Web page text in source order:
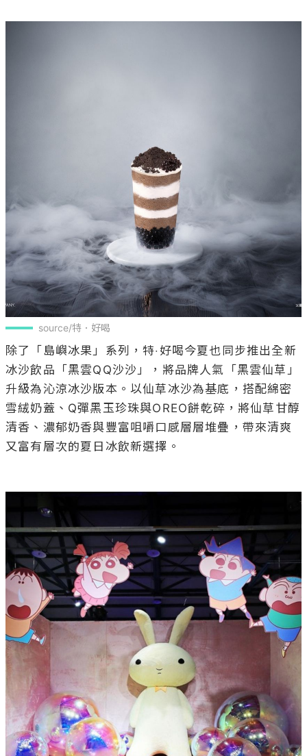
source/特．好喝
除了「島嶼冰果」系列，特‧好喝今夏也同步推出全新
冰沙飲品「黑雲QQ沙沙」，將品牌人氣「黑雲仙草」
升級為沁涼冰沙版本。以仙草冰沙為基底，搭配綿密
雪絨奶蓋、Q彈黑玉珍珠與OREO餅乾碎，將仙草甘醇
清香、濃郁奶香與豐富咀嚼口感層層堆疊，帶來清爽
又富有層次的夏日冰飲新選擇。